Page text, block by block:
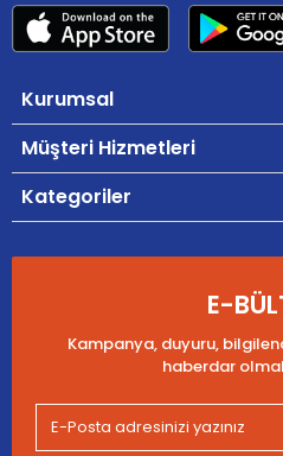
Kurumsal
Müşteri Hizmetleri
Kategoriler
E-
Kampanya, duyuru,
haberdar